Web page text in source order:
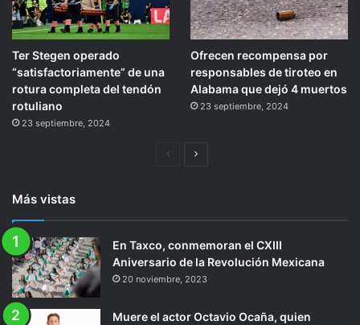
Ter Stegen operado
“satisfactoriamente” de una
rotura completa del tendón
rotuliano
23 septiembre, 2024
Ofrecen recompensa por
responsables de tiroteo en
Alabama que dejó 4 muertos
23 septiembre, 2024
PáginaSiguiente
Más vistas
En Taxco, conmemoran el CXIII
Aniversario de la Revolución Mexicana
20 noviembre, 2023
Muere el actor Octavio Ocaña, quien